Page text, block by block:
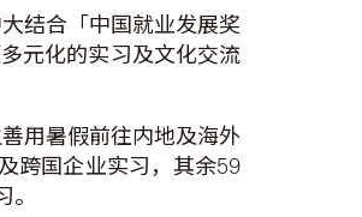
结合「中国就业发展奖
元化的实习及文化交流
用暑假前往内地及海外
跨国企业实习，其余59